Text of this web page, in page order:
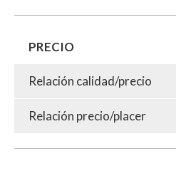
PRECIO
Relación calidad/precio
Relación precio/placer